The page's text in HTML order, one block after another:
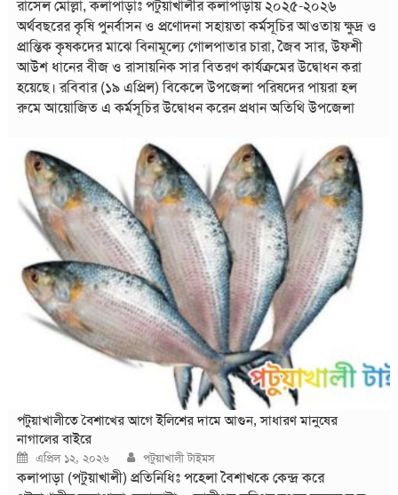
রাসেল মোল্লা, কলাপাড়াঃ পটুয়াখালীর কলাপাড়ায় ২০২৫-২০২৬
অর্থবছরের কৃষি পুনর্বাসন ও প্রণোদনা সহায়তা কর্মসূচির আওতায় ক্ষুদ্র ও
প্রান্তিক কৃষকদের মাঝে বিনামূল্যে গোলপাতার চারা, জৈব সার, উফশী
আউশ ধানের বীজ ও রাসায়নিক সার বিতরণ কার্যক্রমের উদ্বোধন করা
হয়েছে। রবিবার (১৯ এপ্রিল) বিকেলে উপজেলা পরিষদের পায়রা হল
রুমে আয়োজিত এ কর্মসূচির উদ্বোধন করেন প্রধান অতিথি উপজেলা
কৃষি কর্মকর্তা আরাফাত হোসেন। সঞ্চালনা করেন কৃষি সম্প্রসারণ কর্মকর্তা
মোঃ নাহিদ হাসান। বিশেষ অতিথি হিসেবে উপস্থিত ছিলেন উপজেলা
সহকারী কমিশনার (ভূমি) ইয়াসীন সাদেক, কলাপাড়া উপজেলা বিএনপির
সভাপতি হাজী হুমায়ূন সিকদার, পৌর বিএনপির সভাপতি গাজী মোঃ
ফারুক এবং কলাপাড়া প্রেসক্লাবের সাবেক সভাপতি হুমায়ুন কবির এ
পটুয়াখালীতে বৈশাখের আগে ইলিশের দামে আগুন, সাধারণ মানুষের
নাগালের বাইরে
Posted
on
এপ্রিল ১২, ২০২৬ Author
পটুয়াখালী টাইমস
কলাপাড়া (পটুয়াখালী) প্রতিনিধিঃ পহেলা বৈশাখকে কেন্দ্র করে